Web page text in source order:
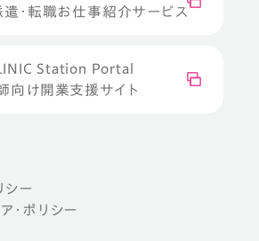
・転職お仕事紹介サービス
Station Portal
向け開業支援サイト
シー
・ポリシー